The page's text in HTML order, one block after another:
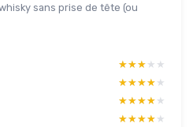
sans prise de tête (ou
★★★★★
★★★★★
★★★★★
★★★★★
★★★★★
★★★★★
★★★★★
★★★★★